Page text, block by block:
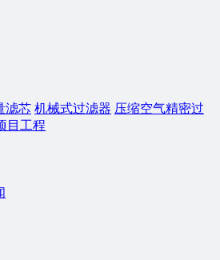
滤芯 机械式过滤器 压缩空气精密过
目工程